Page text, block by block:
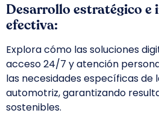
Desarrollo estratégico e
efectiva:
Explora cómo las soluciones
acceso 24/7 y atención
las necesidades específicasde
automotriz, garantizando
sostenibles.